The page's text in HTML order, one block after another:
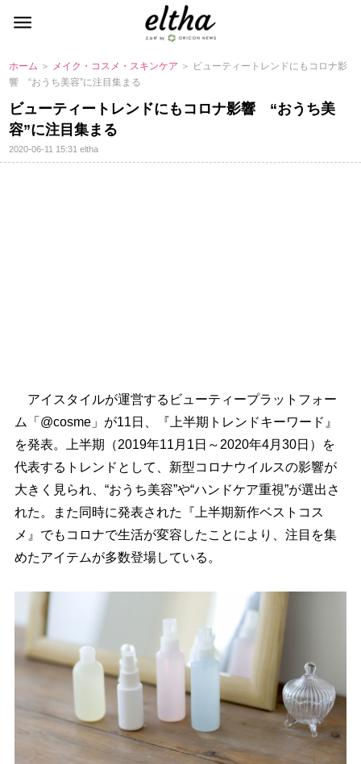
ホーム ＞ メイク・コスメ・スキンケア ＞ ビューティートレンドにもコロナ影
響 “おうち美容”に注目集まる
ビューティートレンドにもコロナ影響 “おうち美
容”に注目集まる
2020-06-11 15:31eltha
アイスタイルが運営するビューティープラットフォー
ム「@cosme」が11日、『上半期トレンドキーワード』
を発表。上半期（2019年11月1日～2020年4月30日）を
代表するトレンドとして、新型コロナウイルスの影響が
大きく見られ、“おうち美容”や“ハンドケア重視”が選出さ
れた。また同時に発表された『上半期新作ベストコス
メ』でもコロナで生活が変容したことにより、注目を集
めたアイテムが多数登場している。